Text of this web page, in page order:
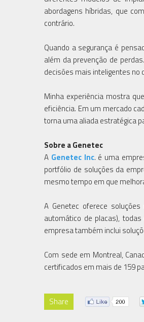
abordagens híbridas, que
contrário.
Quando a segurança é
além da prevenção de
decisões mais inteligentes no
Minha experiência mostra
eficiência. Em um mercado
torna uma aliada estratégica
Sobre a Genetec
A Genetec Inc. é uma
portfólio de soluções da
mesmo tempo em que
A Genetec oferece
automático de placas),
empresa também inclui
Com sede em Montreal,
certificados em mais de 159
Share